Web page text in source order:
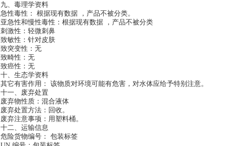
九、毒理学资料
急性毒性： 根据现有数据 ，产品不被分类。
亚急性和慢性毒性：根据现有数据 ，产品不被分类
刺激性：轻微刺鼻
致敏性：针对皮肤
致突变性：无
致畸性：无
致癌性：无
十、生态学资料
其它有害作用： 该物质对环境可能有危害，对水体应给予特别注意。
十一、废弃处置
废弃物性质：混合液体
废弃处置方法：回收。
废弃注意事项：用塑料桶。
十二、运输信息
危险货物编号： 包装标签